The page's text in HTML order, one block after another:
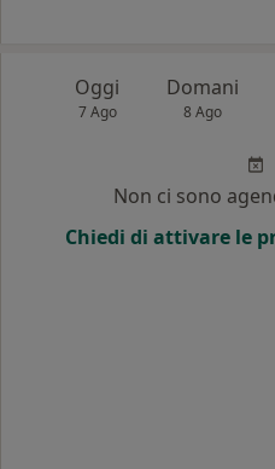
Oggi
7 Ago
Domani
8 Ago
Non ci sono
Chiedi di attivare le